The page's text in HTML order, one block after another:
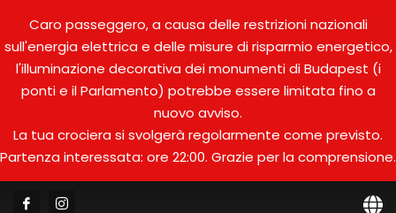
Caro passeggero, a causa delle restrizioni nazionali
sull'energia elettrica e delle misure di risparmio energetico,
l'illuminazione decorativa dei monumenti di Budapest (i
ponti e il Parlamento) potrebbe essere limitata fino a
nuovo avviso.
La tua crociera si svolgerà regolarmente come previsto.
Partenza interessata: ore 22:00. Grazie per la comprensione.